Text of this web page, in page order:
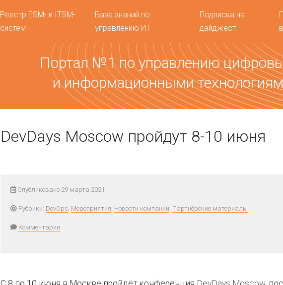
Реестр ESM- и ITSM-
систем
База знаний по
управлению ИТ
Подписка на
дайджест
Портал №1 по управлению
и информационными
DevDays Moscow пройдут 8-10 июня
Опубликовано 29 марта 2021
Рубрики: DevOps, Мероприятия, Новости компаний, Партнёрские материалы
Комментарии